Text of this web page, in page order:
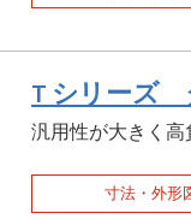
T シリーズ
汎用性が大きく
寸法・外形